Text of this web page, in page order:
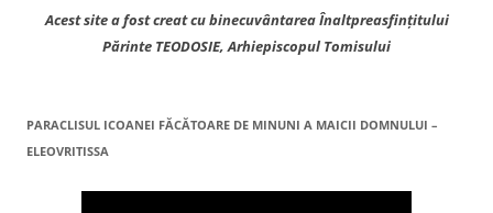
Acest site a fost creat cu binecuvântarea Înaltpreasfințitului
Părinte TEODOSIE, Arhiepiscopul Tomisului
PARACLISUL ICOANEI FĂCĂTOARE DE MINUNI A MAICII DOMNULUI –
ELEOVRITISSA